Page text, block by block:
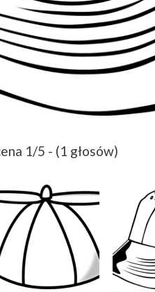
1/5 - (1 głosów)